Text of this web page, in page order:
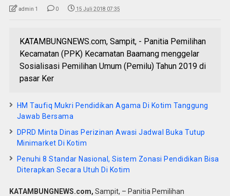
admin 1 0 15 Juli 2018 07:35
KATAMBUNGNEWS.com, Sampit, - Panitia Pemilihan
Kecamatan (PPK) Kecamatan Baamang menggelar
Sosialisasi Pemilihan Umum (Pemilu) Tahun 2019 di
pasar Ker
HM Taufiq Mukri Pendidikan Agama Di Kotim Tanggung
Jawab Bersama
DPRD Minta Dinas Perizinan Awasi Jadwal Buka Tutup
Minimarket Di Kotim
Penuhi 8 Standar Nasional, Sistem Zonasi Pendidikan Bisa
Diterapkan Secara Utuh Di Kotim
KATAMBUNGNEWS.com, Sampit, – Panitia Pemilihan